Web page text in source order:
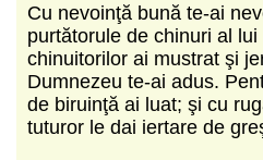
Cu nevoinţă bună te-ai
purtătorule de chinuri al
chinuitorilor ai mustrat şi
Dumnezeu te-ai adus.
de biruinţă ai luat; şi cu
tuturor le dai iertare de